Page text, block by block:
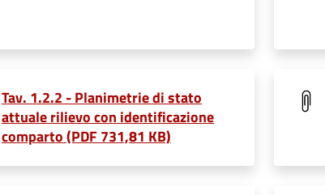
Tav. 1.2.2 - Planimetrie di stato
attuale rilievo con identificazione
comparto (PDF 731,81 KB)